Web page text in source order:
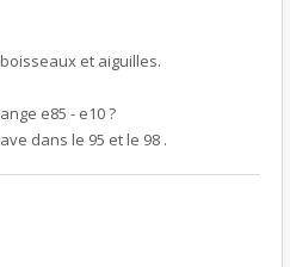
et aiguilles.
e85 - e10 ?
dans le 95 et le 98 .